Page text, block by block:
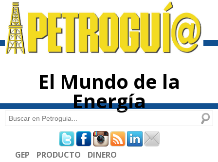
contenido
El Mundo de la
Energía
Formulario de búsqueda
Buscar
GEP PRODUCTO DINERO